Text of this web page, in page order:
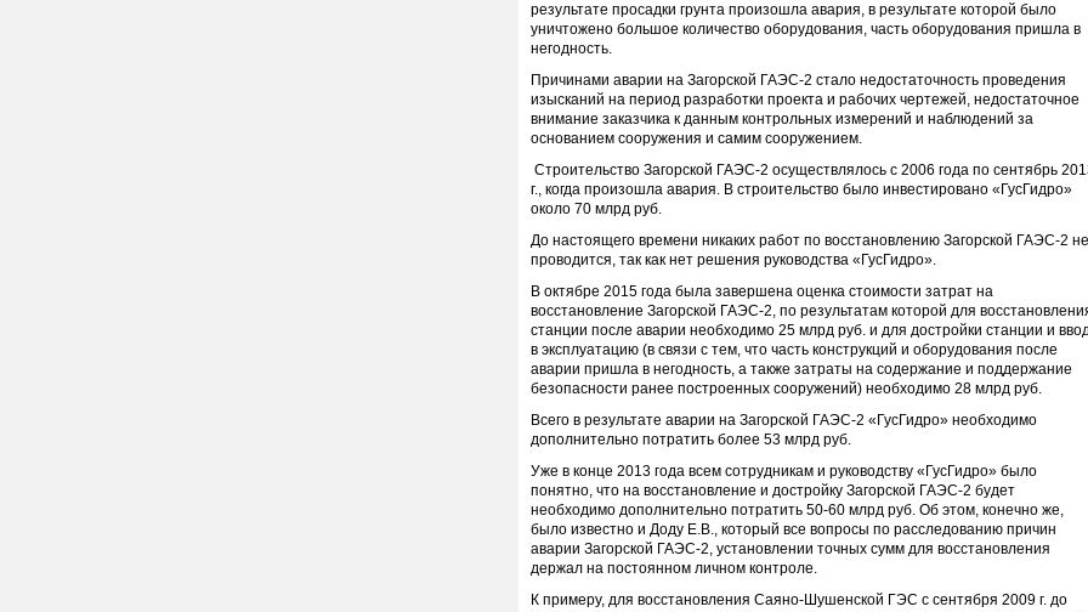
результате просадки грунта произошла авария, в результате которой было
уничтожено большое количество оборудования, часть оборудования пришла в
негодность.
Причинами аварии на Загорской ГАЭС-2 стало недостаточность проведения
изысканий на период разработки проекта и рабочих чертежей, недостаточное
внимание заказчика к данным контрольных измерений и наблюдений за
основанием сооружения и самим сооружением.
Строительство Загорской ГАЭС-2 осуществлялось с 2006 года по сентябрь
г., когда произошла авария. В строительство было инвестировано «ГусГидро»
около 70 млрд руб.
До настоящего времени никаких работ по восстановлению Загорской ГАЭС-2 не
проводится, так как нет решения руководства «ГусГидро».
В октябре 2015 года была завершена оценка стоимости затрат на
восстановление Загорской ГАЭС-2, по результатам которой для
станции после аварии необходимо 25 млрд руб. и для достройки станции и
в эксплуатацию (в связи с тем, что часть конструкций и оборудования после
аварии пришла в негодность, а также затраты на содержание и поддержание
безопасности ранее построенных сооружений) необходимо 28 млрд руб.
Всего в результате аварии на Загорской ГАЭС-2 «ГусГидро» необходимо
дополнительно потратить более 53 млрд руб.
Уже в конце 2013 года всем сотрудникам и руководству «ГусГидро» было
понятно, что на восстановление и достройку Загорской ГАЭС-2 будет
необходимо дополнительно потратить 50-60 млрд руб. Об этом, конечно же,
было известно и Доду Е.В., который все вопросы по расследованию причин
аварии Загорской ГАЭС-2, установлении точных сумм для восстановления
держал на постоянном личном контроле.
К примеру, для восстановления Саяно-Шушенской ГЭС с сентября 2009 г. до